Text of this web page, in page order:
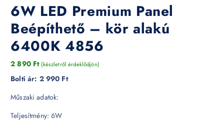
6W LED Premium Panel
Beépíthető – kör alakú
6400K 4856
2 890 Ft (készletről érdeklődjön)
Bolti ár: 2 990 Ft
Műszaki adatok:
Teljesítmény: 6W